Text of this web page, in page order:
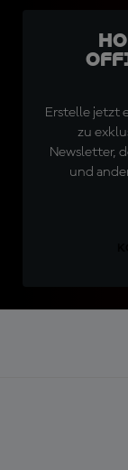
Erstelle jetzt
zu
Newsletter,
und